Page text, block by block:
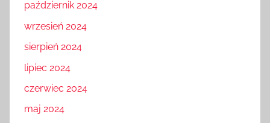
październik 2024
wrzesień 2024
sierpień 2024
lipiec 2024
czerwiec 2024
maj 2024